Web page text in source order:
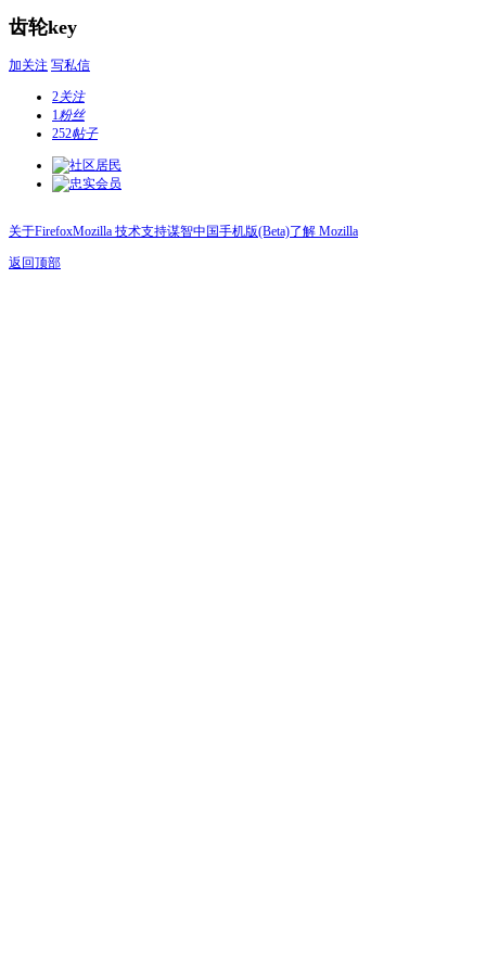
齿轮key
加关注 写私信
2关注
1粉丝
252帖子
关于FirefoxMozilla 技术支持谋智中国手机版(Beta)了解 Mozilla
返回顶部